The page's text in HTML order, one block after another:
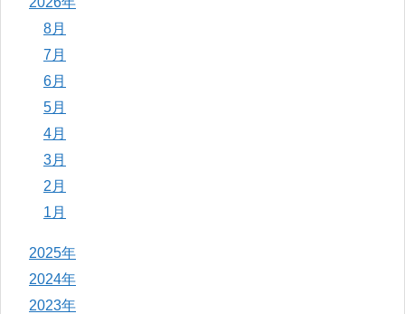
8月
7月
6月
5月
4月
3月
2月
1月
2025年
2024年
2023年